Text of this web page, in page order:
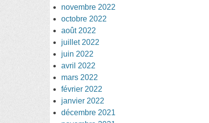
novembre 2022
octobre 2022
août 2022
juillet 2022
juin 2022
avril 2022
mars 2022
février 2022
janvier 2022
décembre 2021